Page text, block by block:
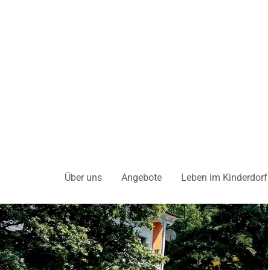
Über uns Angebote Leben im Kinderdorf